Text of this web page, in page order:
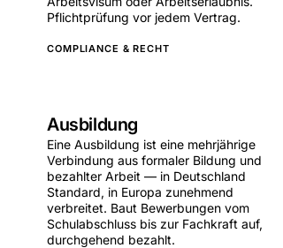
Pflichtprüfung vor jedem Vertrag.
COMPLIANCE & RECHT
Ausbildung
Eine Ausbildung ist eine mehrjährige
Verbindung aus formaler Bildung und
bezahlter Arbeit — in Deutschland
Standard, in Europa zunehmend
verbreitet. Baut Bewerbungen vom
Schulabschluss bis zur Fachkraft auf,
durchgehend bezahlt.